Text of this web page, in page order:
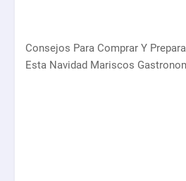
Consejos Para Comprar Y
Esta Navidad Mariscos